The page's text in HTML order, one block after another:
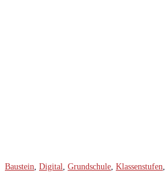
Baustein Digital Grundschule Klassenstufen